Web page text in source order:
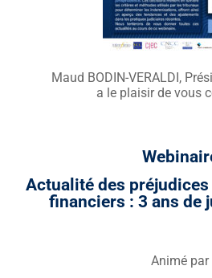
Maud BODIN-VERALDI,
a le plaisir de vous
Actualité des
financiers : 3 ans de
Animé par